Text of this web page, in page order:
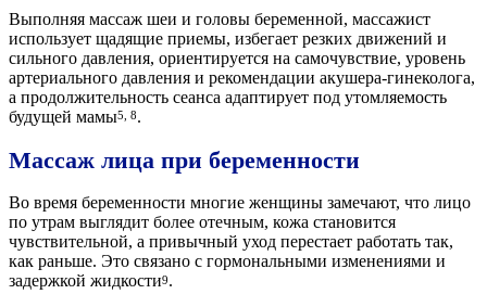
Выполняя массаж шеи и головы беременной, массажист
использует щадящие приемы, избегает резких движений и
сильного давления, ориентируется на самочувствие, уровень
артериального давления и рекомендации акушера-гинеколога,
а продолжительность сеанса адаптирует под утомляемость
будущей мамы5, 8.
Массаж лица при беременности
Во время беременности многие женщины замечают, что лицо
по утрам выглядит более отечным, кожа становится
чувствительной, а привычный уход перестает работать так,
как раньше. Это связано с гормональными изменениями и
задержкой жидкости9.